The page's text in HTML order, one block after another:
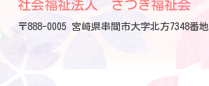
社会福祉法人 さつき福祉会
〒888-0005 宮崎県串間市大字北方7348番地